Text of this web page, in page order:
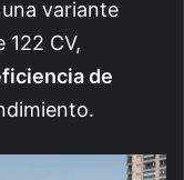
variante
CV,
de